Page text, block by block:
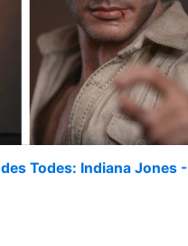
Todes: Indiana Jones -